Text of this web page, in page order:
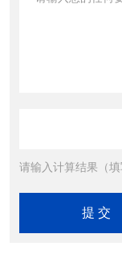
请输入计算结果（